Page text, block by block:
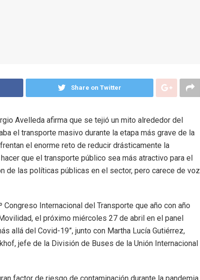
Share on Twitter
Avelleda afirma que se tejió un mito alrededor del
el transporte masivo durante la etapa más grave de la
el enorme reto de reducir drásticamente la
que el transporte público sea más atractivo para el
de las políticas públicas en el sector, pero carece de voz
Internacional del Transporte que año con año
el próximo miércoles 27 de abril en el panel
allá del Covid-19”, junto con Martha Lucía Gutiérrez,
jefe de la División de Buses de la Unión Internacional